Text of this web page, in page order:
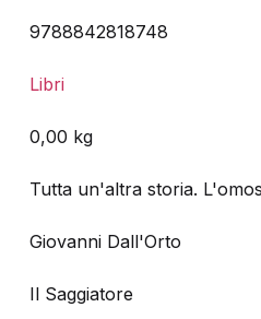
9788842818748
Libri
0,00 kg
Tutta un'altra storia.
Giovanni Dall'Orto
Il Saggiatore